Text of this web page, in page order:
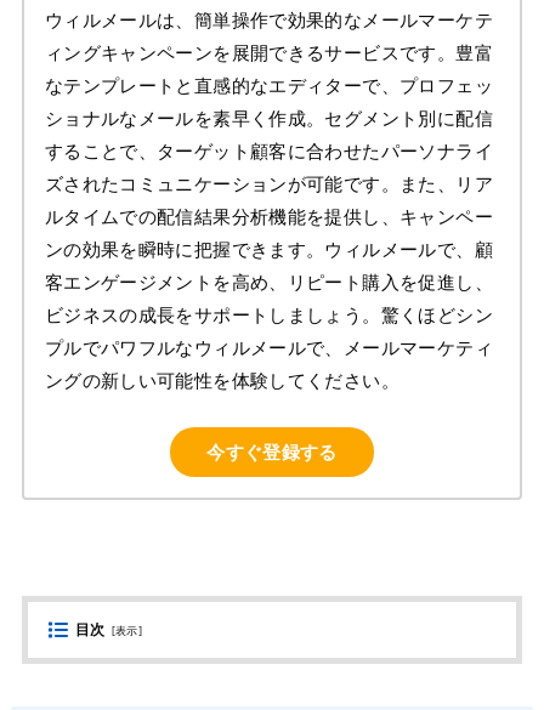
ウィルメールは、簡単操作で効果的なメールマーケテ
ィングキャンペーンを展開できるサービスです。豊富
なテンプレートと直感的なエディターで、プロフェッ
ショナルなメールを素早く作成。セグメント別に配信
することで、ターゲット顧客に合わせたパーソナライ
ズされたコミュニケーションが可能です。また、リア
ルタイムでの配信結果分析機能を提供し、キャンペー
ンの効果を瞬時に把握できます。ウィルメールで、顧
客エンゲージメントを高め、リピート購入を促進し、
ビジネスの成長をサポートしましょう。驚くほどシン
プルでパワフルなウィルメールで、メールマーケティ
ングの新しい可能性を体験してください。
今すぐ登録する
目次 [表示]